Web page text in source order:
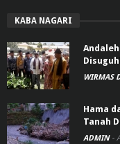
KABA NAGARI
WIRMAS
Hama
Tanah
ADMIN -